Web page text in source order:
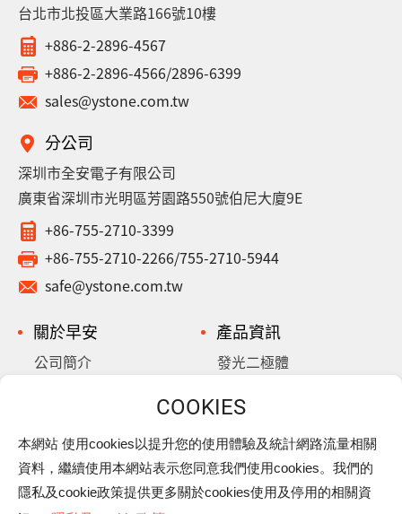
本網站 使用cookies以提升您的使用體驗及統計網路流量相關
資料，繼續使用本網站表示您同意我們使用cookies。我們的
隱私及cookie政策提供更多關於cookies使用及停用的相關資
台北市北投區大業路166號10樓
+886-2-2896-4567
+886-2-2896-4566/2896-6399
sales@ystone.com.tw
分公司
深圳市全安電子有限公司
廣東省深圳市光明區芳園路550號伯尼大廈9E
+86-755-2710-3399
+86-755-2710-2266/755-2710-5944
safe@ystone.com.tw
關於早安
公司簡介
產品資訊
發光二極體
超/金電容
最新消息
下載專區
樂活早安
隱私權政策